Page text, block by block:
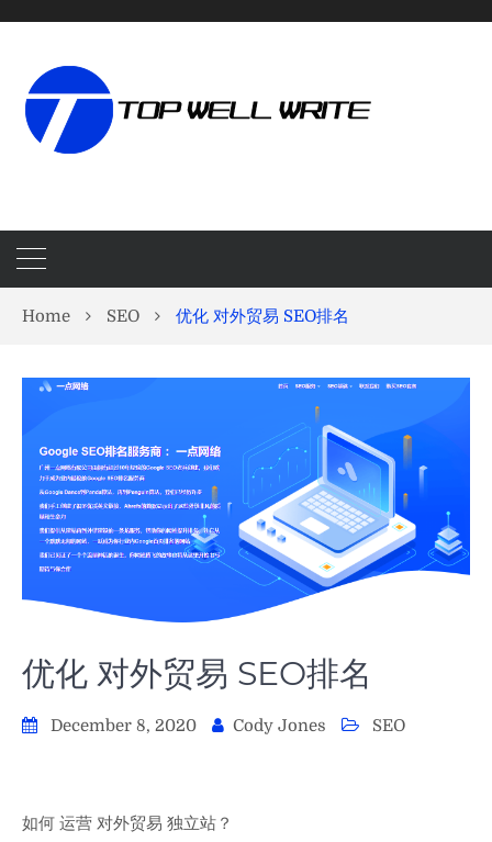
Home SEO 优化 对外贸易 SEO排名
优化 对外贸易 SEO排名
December 8, 2020 Cody Jones SEO
如何 运营 对外贸易 独立站？